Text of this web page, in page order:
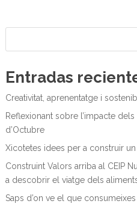
Entradas
Creativitat, aprenentatge i
Reflexionant sobre l’impacte
d’Octubre
Xicotetes idees per a construir un
Construint Valors arriba al CEIP
a descobrir el viatge dels
Saps d’on ve el que